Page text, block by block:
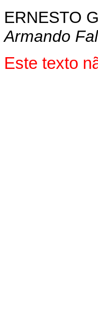
ERNESTO
Armando
Este texto